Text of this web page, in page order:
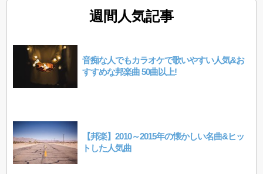
週間人気記事
音痴な人でもカラオケで歌いやすい人気&お
すすめな邦楽曲 50曲以上!
【邦楽】2010～2015年の懐かしい名曲&ヒッ
トした人気曲